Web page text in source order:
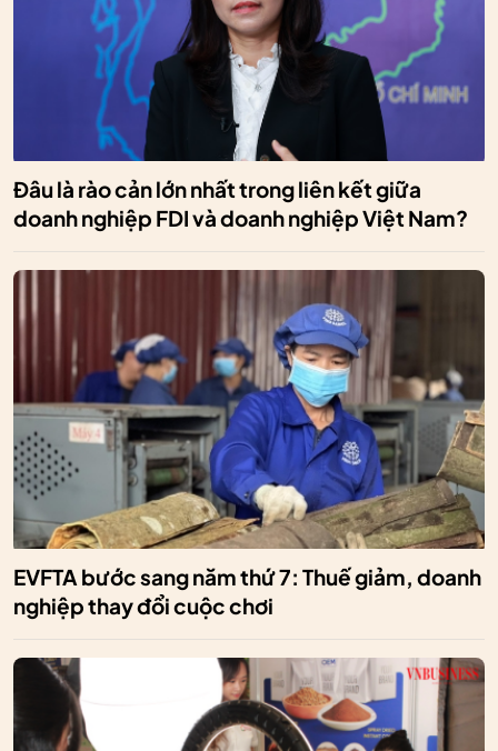
Đâu là rào cản lớn nhất trong liên kết giữa
doanh nghiệp FDI và doanh nghiệp Việt Nam?
EVFTA bước sang năm thứ 7: Thuế giảm, doanh
nghiệp thay đổi cuộc chơi